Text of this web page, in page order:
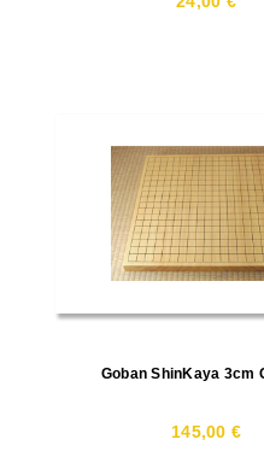
Goban ShinKaya 3cm
145,00 €